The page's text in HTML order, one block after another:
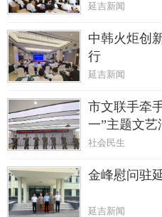
延吉新闻
中韩火炬创
行
延吉新闻
市文联手牵
一”主题文艺
社会民生
金峰慰问驻
延吉新闻